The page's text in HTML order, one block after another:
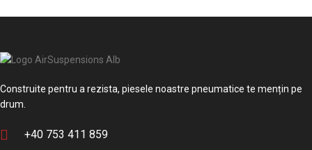
Construite pentru a rezista, piesele noastre pneumatice te mențin pe
drum.
+40 753 411 859